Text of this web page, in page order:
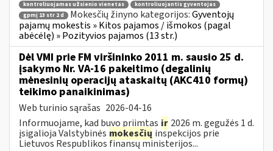
kontroliuojamas užsienio vienetas
kontroliuojantis gyventojas
gpmį 13 str 2 d
Mokesčių žinyno kategorijos:Gyventojų
pajamų mokestis » Kitos pajamos / išmokos (pagal
abėcėlę) » Pozityvios pajamos (13 str.)
Dėl VMI prie FM viršininko 2011 m. sausio 25 d.
įsakymo Nr. VA-16 pakeitimo (degalinių
mėnesinių operacijų ataskaitų (AKC410 formų)
teikimo panaikinimas)
Web turinio sąrašas 2026-04-16
Informuojame, kad buvo priimtas ir 2026 m. gegužės 1 d.
įsigalioja Valstybinės mokesčių inspekcijos prie
Lietuvos Respublikos finansų ministerijos...